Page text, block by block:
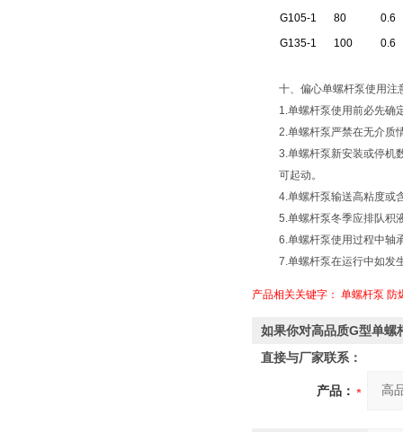
G105-1
80
0.6
G135-1
100 0.6
十、偏心单螺杆泵使用注
1.单螺杆泵使用前必先确
2.单螺杆泵严禁在无介质
3.单螺杆泵新安装或停机
可起动。
4.单螺杆泵输送高粘度或
5.单螺杆泵冬季应排队积
6.单螺杆泵使用过程中轴
7.单螺杆泵在运行中如发
产品相关关键字： 单螺杆泵 防
如果你对高品质G型单螺
直接与厂家联系：
产品：